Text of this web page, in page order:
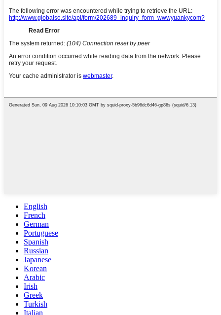
English
French
German
Portuguese
Spanish
Russian
Japanese
Korean
Arabic
Irish
Greek
Turkish
Italian